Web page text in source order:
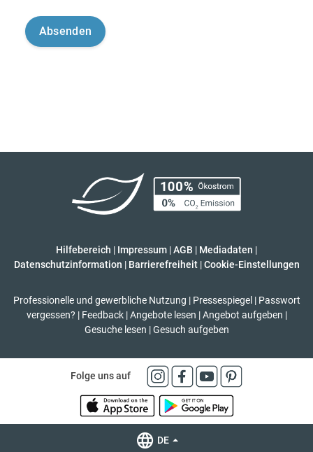
Hilfebereich | Impressum |AGB | Mediadaten |
Datenschutzinformation | Barrierefreiheit | Cookie-Einstellungen
Professionelle und gewerbliche Nutzung | Pressespiegel | Passwort
vergessen? | Feedback | Angebote lesen | Angebot aufgeben |
Gesuche lesen | Gesuch aufgeben
Folge uns auf
DE